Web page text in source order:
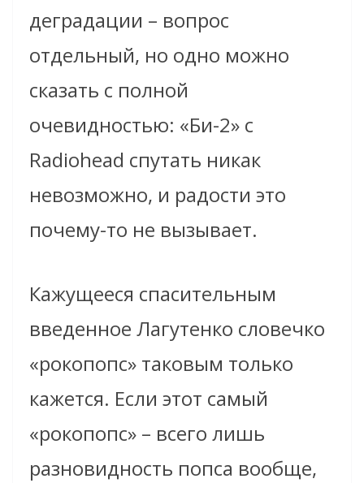
деградации – вопрос
отдельный, но одно можно
сказать с полной
очевидностью: «Би-2» с
Radiohead спутать никак
невозможно, и радости это
почему-то не вызывает.
Кажущееся спасительным
введенное Лагутенко словечко
«рокопопс» таковым только
кажется. Если этот самый
«рокопопс» – всего лишь
разновидность попса вообще,